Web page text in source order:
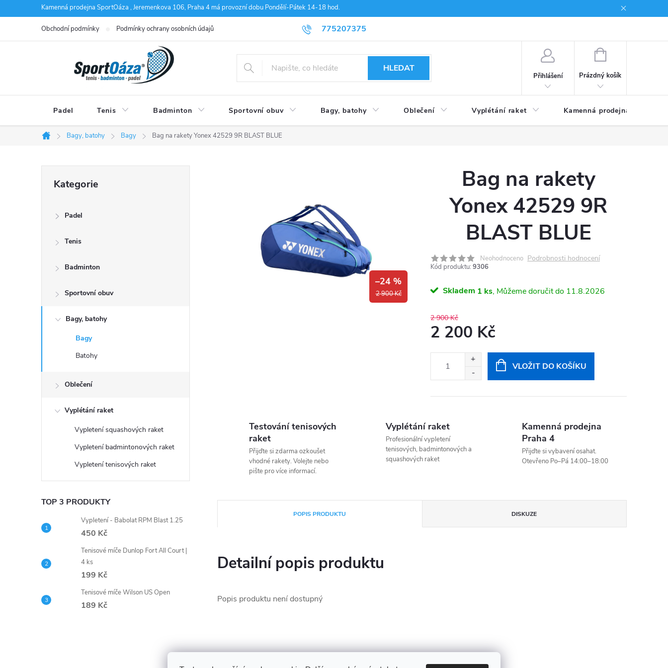
na
Kamenná prodejna SportOáza , Jeremenkova 106, Praha 4 má provozní dobu Pondělí-Pátek 14-18 hod.
775207375
Obchodní podmínky Podmínky ochrany osobních údajů
HLEDAT
Přihlášení
NÁKUPNÍ
Prázdný košík
Padel Tenis Badminton Sportovní obuv Bagy, batohy Oblečení Vyplétání raket Kamenná prodejna
Domů
Bagy, batohy Bagy Bag na rakety Yonex 42529 9R BLAST BLUE
a
í
e
l
kategorie
Kategorie
Padel
Tenis
Badminton
Sportovní obuv
Bagy, batohy
Bagy
Batohy
Oblečení
Vyplétání raket
Vypletení squashových raket
Vypletení badmintonových raket
Vypletení tenisových raket
TOP 3 PRODUKTY
Vypletení - Babolat RPM Blast 1.25
450 Kč
Tenisové míče Dunlop Fort All Court |
4 ks
199 Kč
Tenisové míče Wilson US Open
189 Kč
2 900 Kč
–24 %
Bag na rakety
Yonex 42529 9R
BLAST BLUE
Neohodnoceno Podrobnosti hodnocení
Kód produktu: 9306
Skladem 1 ks 11.8.2026
2 900 Kč
2 200 Kč
VLOŽIT DO KOŠÍKU
Testování tenisových
raket
Přijďte si zdarma ozkoušet
vhodné rakety. Volejte nebo
pište pro více informací.
Vyplétání raket
Profesionální vypletení
tenisových, badmintonových a
squashových raket
Kamenná prodejna
Praha 4
Přijďte si vybavení osahat.
Otevřeno Po–Pá 14:00–18:00
POPIS PRODUKTU DISKUZE
Detailní popis produktu
Popis produktu není dostupný